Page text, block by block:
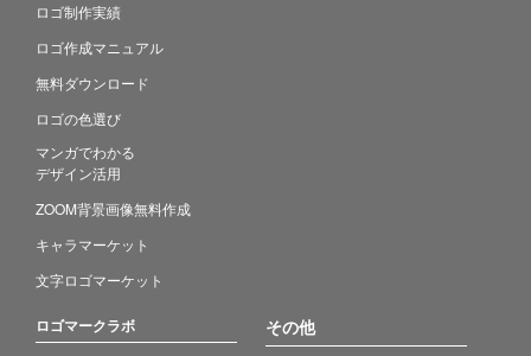
ロゴ制作実績
ロゴ作成マニュアル
無料ダウンロード
ロゴの色選び
マンガでわかる
デザイン活用
ZOOM背景画像無料作成
キャラマーケット
文字ロゴマーケット
ロゴマークラボ その他